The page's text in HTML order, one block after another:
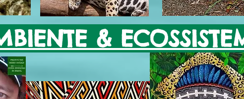
&